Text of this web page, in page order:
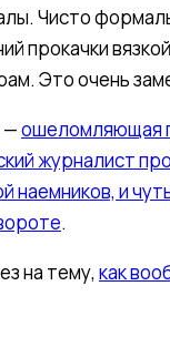
Чисто
прокачки
Это очень
—ошеломляющая
журналист
наемников, и
.
на тему, как